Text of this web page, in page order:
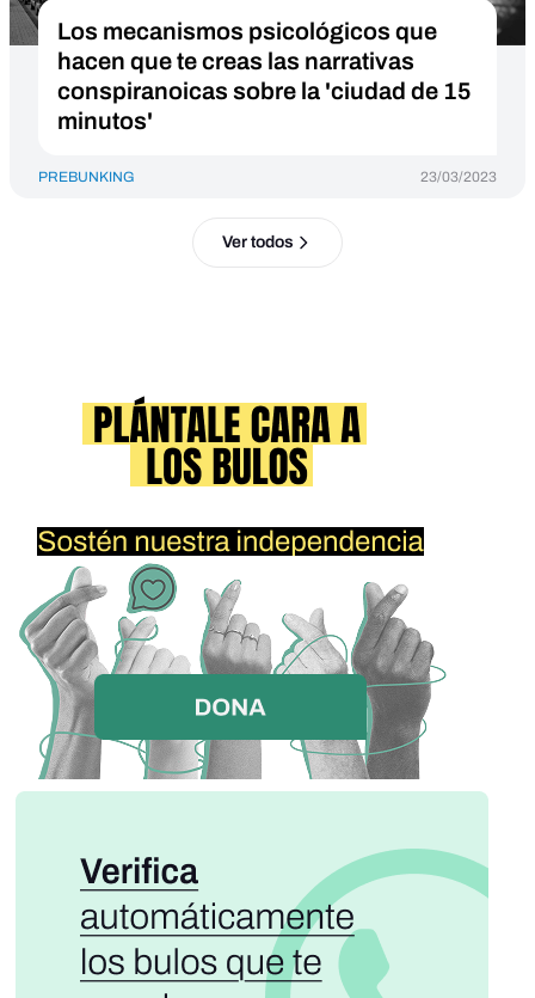
Los mecanismos psicológicos que
hacen que te creas las narrativas
conspiranoicas sobre la 'ciudad de 15
minutos'
PREBUNKING 23/03/2023
Ver todos